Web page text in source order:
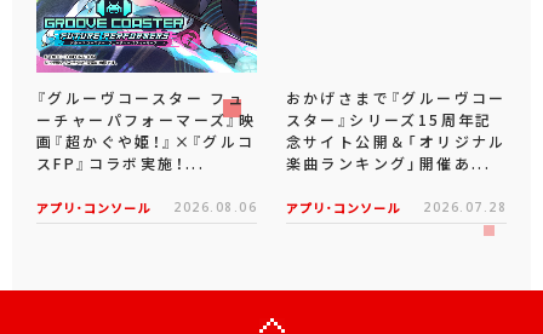
『グルーヴコースター フュ
ーチャーパフォーマーズ』映
画『超かぐや姫！』×『グルコ
スFP』コラボ実施！...
アプリ･コンソール 2026.08.06
おかげさまで『グルーヴコー
スター』シリーズ15周年記
念サイト公開＆「オリジナル
楽曲ランキング」開催あ...
アプリ･コンソール 2026.07.28